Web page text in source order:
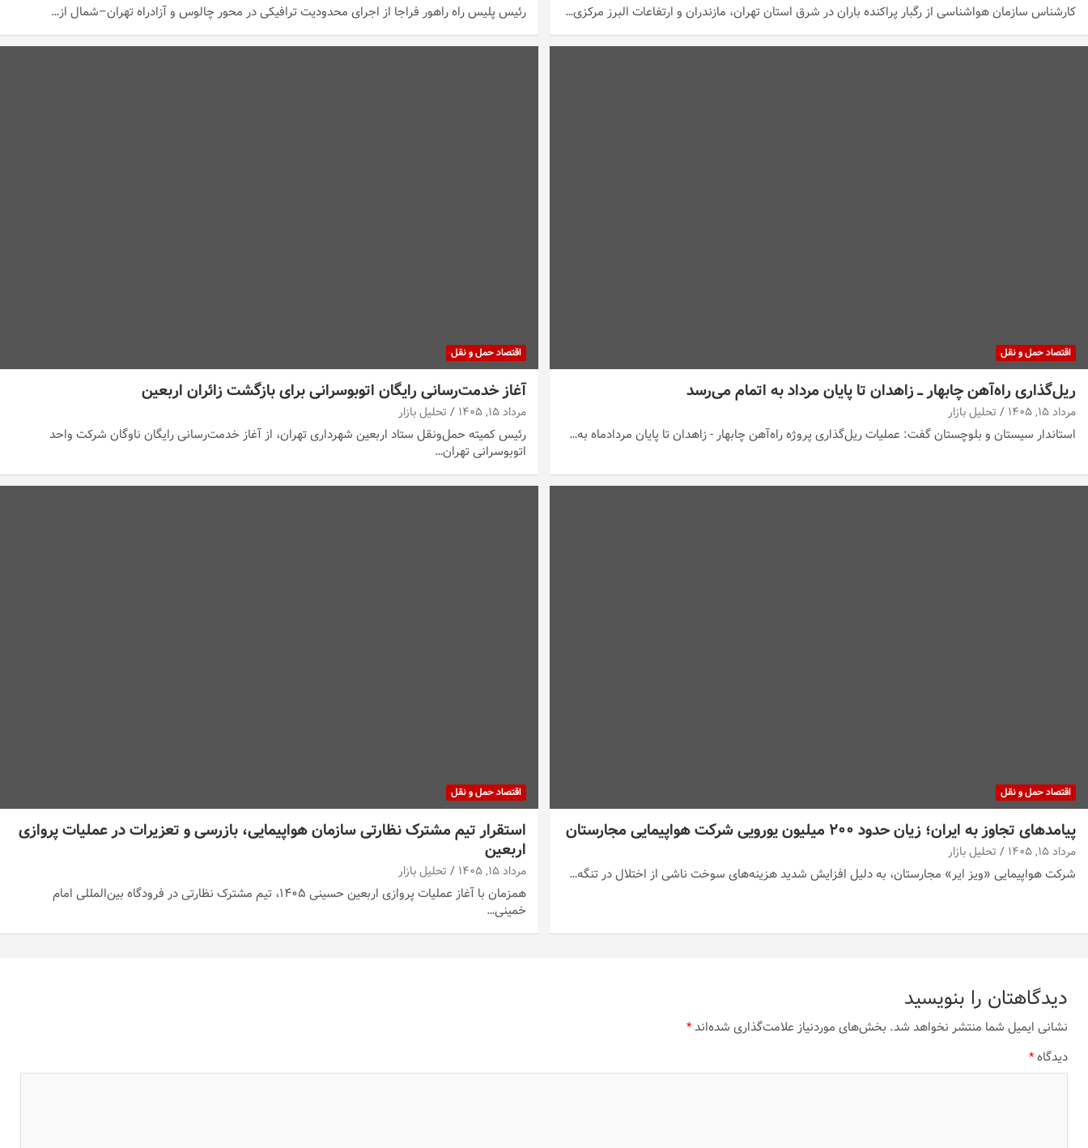
کارشناس سازمان هواشناسی از رگبار پراکنده باران در شرق استان تهران، مازندران و ارتفاعات البرز مرکزی… رئیس پلیس راه راهور فراجا از اجرای محدودیت ترافیکی در محور چالوس و آزادراه تهران–شمال از…
اقتصاد حمل و نقل
ریل‌گذاری راه‌آهن چابهار ــ زاهدان تا پایان مرداد به اتمام می‌رسد
مرداد ۱۵, ۱۴۰۵ تحلیل بازار
استاندار سیستان و بلوچستان گفت: عملیات ریل‌گذاری پروژه راه‌آهن چابهار - زاهدان تا پایان مردادماه به…
اقتصاد حمل و نقل
آغاز خدمت‌رسانی رایگان اتوبوسرانی برای بازگشت زائران اربعین
مرداد ۱۵, ۱۴۰۵ تحلیل بازار
رئیس کمیته حمل‌ونقل ستاد اربعین شهرداری تهران، از آغاز خدمت‌رسانی رایگان ناوگان شرکت واحد
اتوبوسرانی تهران…
اقتصاد حمل و نقل
پیامدهای تجاوز به ایران؛ زیان حدود ۲۰۰ میلیون یورویی شرکت هواپیمایی مجارستان
مرداد ۱۵, ۱۴۰۵ تحلیل بازار
شرکت هواپیمایی «ویز ایر» مجارستان، به دلیل افزایش شدید هزینه‌های سوخت ناشی از اختلال در تنگه…
اقتصاد حمل و نقل
استقرار تیم مشترک نظارتی سازمان هواپیمایی، بازرسی و تعزیرات در عملیات پروازی
اربعین
مرداد ۱۵, ۱۴۰۵ تحلیل بازار
همزمان با آغاز عملیات پروازی اربعین حسینی ۱۴۰۵، تیم مشترک نظارتی در فرودگاه بین‌المللی امام
خمینی…
دیدگاهتان را بنویسید
نشانی ایمیل شما منتشر نخواهد شد. بخش‌های موردنیاز علامت‌گذاری شده‌اند*
دیدگاه*